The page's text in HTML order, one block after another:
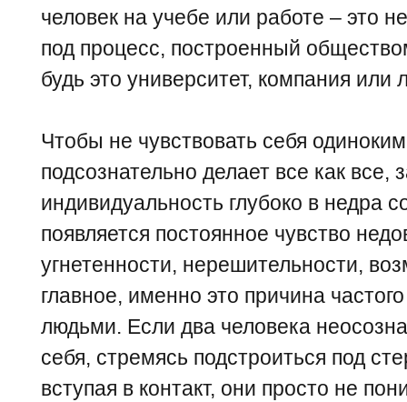
человек на учебе или работе – это
под процесс, построенный
будь это университет, компания или
Чтобы не чувствовать себя
подсознательно делает все как все,
индивидуальность глубоко в недра
появляется постоянное чувство
угнетенности, нерешительности,
главное, именно это причина
людьми. Если два человека
себя, стремясь подстроиться под
вступая в контакт, они просто не